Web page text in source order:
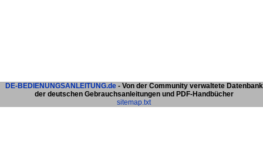
DE-BEDIENUNGSANLEITUNG.de- Von der Community verwaltete Datenbank
der deutschen Gebrauchsanleitungen und PDF-Handbücher
sitemap.txt